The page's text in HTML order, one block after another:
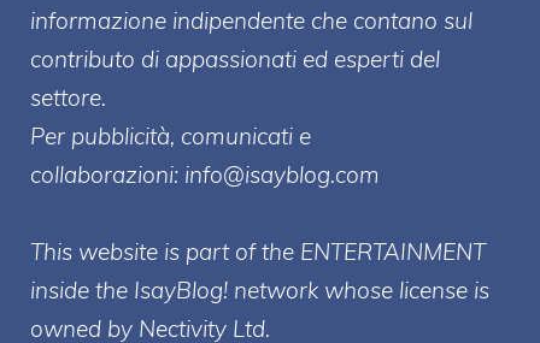
informazione indipendente che contano sul
contributo di appassionati ed esperti del
settore.
Per pubblicità, comunicati e
collaborazioni: info@isayblog.com
This website is part of the ENTERTAINMENT
inside the IsayBlog! network whose license is
owned by Nectivity Ltd.